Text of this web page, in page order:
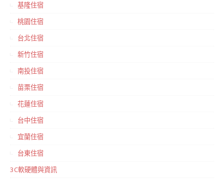
基隆住宿
桃園住宿
台北住宿
新竹住宿
南投住宿
苗栗住宿
花蓮住宿
台中住宿
宜蘭住宿
台東住宿
3C軟硬體與資訊